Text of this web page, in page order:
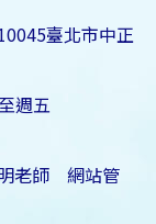
臺北市中正
週五
老師 網站管